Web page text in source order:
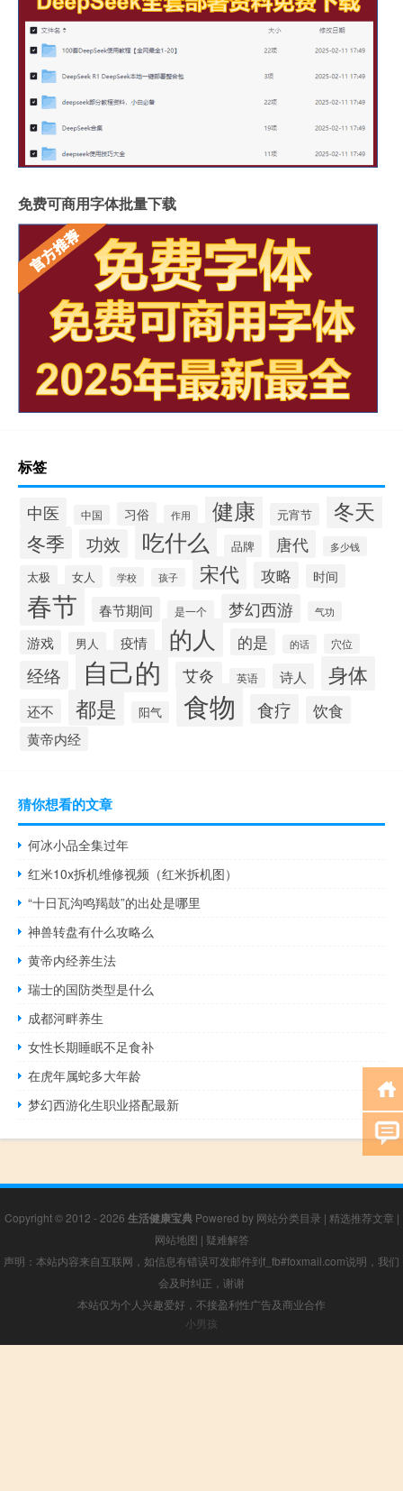
免费可商用字体批量下载
标签
中医 中国 习俗 作用 健康 元宵节 冬天
冬季 功效 吃什么 品牌 唐代 多少钱
太极 女人 学校 孩子 宋代 攻略 时间
春节 春节期间 是一个 梦幻西游 气功
游戏 男人 疫情 的人 的是 的话 穴位
经络 自己的 艾灸 英语 诗人 身体
还不 都是 阳气 食物 食疗 饮食
黄帝内经
猜你想看的文章
何冰小品全集过年
红米10x拆机维修视频（红米拆机图）
“十日瓦沟鸣羯鼓”的出处是哪里
神兽转盘有什么攻略么
黄帝内经养生法
瑞士的国防类型是什么
成都河畔养生
女性长期睡眠不足食补
在虎年属蛇多大年龄
梦幻西游化生职业搭配最新
Copyright © 2012 - 2026 生活健康宝典Powered by 网站分类目录 | 精选推荐文章 |
网站地图 | 疑难解答
声明：本站内容来自互联网，如信息有错误可发邮件到f_fb#foxmail.com说明，我们
会及时纠正，谢谢
本站仅为个人兴趣爱好，不接盈利性广告及商业合作
小男孩